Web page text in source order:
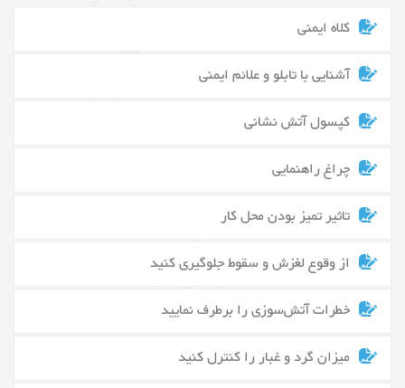
کلاه ایمنی
آشنایی با تابلو و علائم ایمنی
کپسول آتش نشانی
چراغ راهنمایی
تاثیر تمیز بودن محل کار
از وقوع لغزش و سقوط جلوگیری کنید
خطرات آتش‌سوزی را برطرف نمایید
میزان گرد و غبار را کنترل کنید